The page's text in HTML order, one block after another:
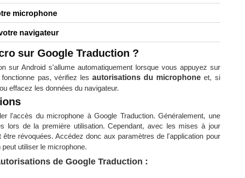
microphone
navigateur
sur Google Traduction ?
sur Android s'allume automatiquement lorsque vous appuyez sur
pas, vérifiez les autorisations du microphone et, si
effacez les données du navigateur.
l'accès du microphone à Google Traduction. Généralement, une
lors de la première utilisation. Cependant, avec les mises à jour
révoquées. Accédez donc aux paramètres de l'application pour
utiliser le microphone.
de Google Traduction :